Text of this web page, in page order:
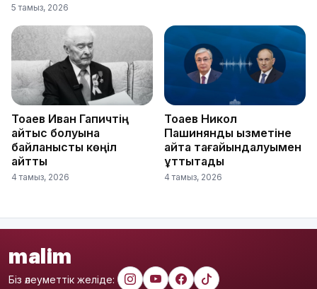
5 тамыз, 2026
Тоқаев Иван Гапичтің
қайтыс болуына
байланысты көңіл
айтты
4 тамыз, 2026
Тоқаев Никол
Пашинянды қызметіне
қайта тағайындалуымен
құттықтады
4 тамыз, 2026
malim
Біз әлеуметтік желіде: